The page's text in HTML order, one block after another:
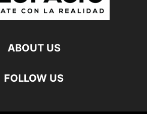
ABOUT US
FOLLOW US